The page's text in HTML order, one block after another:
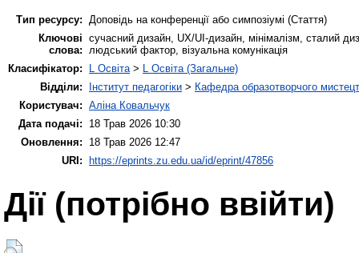
Тип ресурсу: Доповідь на конференції або симпозіумі (Стаття)
Ключові
слова:
сучасний дизайн, UX/UI-дизайн, мінімалізм, сталий
людський фактор, візуальна комунікація
Класифікатор:
L Освіта> L Освіта (Загальне)
Відділи:
Інститут педагогіки > Кафедра образотворчого
Користувач: Аліна Ковальчук
Дата подачі:
18 Трав 2026 10:30
Оновлення:
18 Трав 2026 12:47
URI:
https://eprints.zu.edu.ua/id/eprint/47856
Дії ​​(потрібно ввійти)